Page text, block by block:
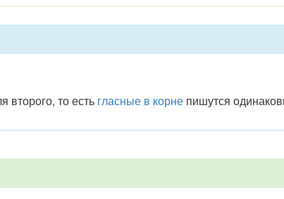
то есть гласные в корне пишутся